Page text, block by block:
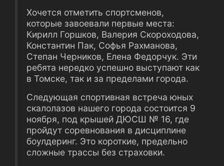
Хочется отметить спортсменов,
которые завоевали первые места:
Кирилл Горшков, Валерия Скороходова,
Константин Пак, Софья Рахманова,
Степан Черников, Елена Федорчук. Эти
ребята нередко успешно выступают как
в Томске, так и за пределами города.
Следующая спортивная встреча юных
скалолазов нашего города состоится 9
ноября, под крышей ДЮСШ № 16, где
пройдут соревнования в дисциплине
боулдеринг. Это короткие, предельно
сложные трассы без страховки.